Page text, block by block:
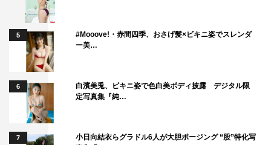
5
#Mooove!・赤間四季、おさげ髪×ビキニ姿でスレンダ
ー美…
6
白濱美兎、ビキニ姿で色白美ボディ披露 デジタル限
定写真集『純…
7
小日向結衣らグラドル6人が大胆ポージング “股”特化写